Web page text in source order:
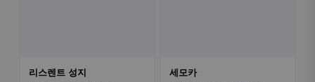
리스렌트 성지 세모카